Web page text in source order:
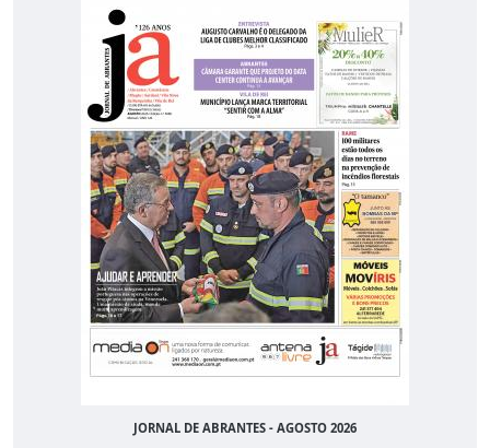
JORNAL DE ABRANTES - AGOSTO 2026